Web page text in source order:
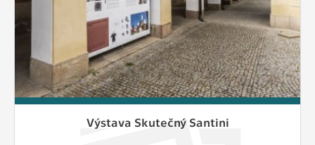
Výstava Skutečný Santini